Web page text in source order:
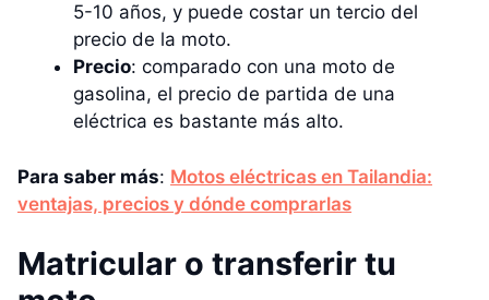
5-10 años, y puede costar un tercio del
precio de la moto.
Precio: comparado con una moto de
gasolina, el precio de partida de una
eléctrica es bastante más alto.
Para saber más: Motos eléctricas en Tailandia:
ventajas, precios y dónde comprarlas
Matricular o transferir tu